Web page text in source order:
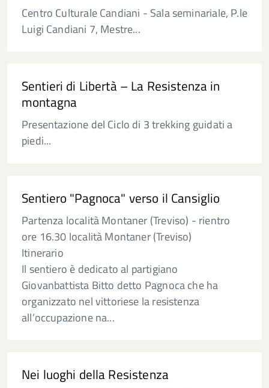
Centro Culturale Candiani - Sala seminariale, P.le
Luigi Candiani 7, Mestre...
Sentieri di Libertà – La Resistenza in
montagna
Presentazione del Ciclo di 3 trekking guidati a
piedi...
Sentiero "Pagnoca" verso il Cansiglio
Partenza località Montaner (Treviso) - rientro
ore 16.30 località Montaner (Treviso)
Itinerario
Il sentiero è dedicato al partigiano
Giovanbattista Bitto detto Pagnoca che ha
organizzato nel vittoriese la resistenza
all’occupazione na...
Nei luoghi della Resistenza